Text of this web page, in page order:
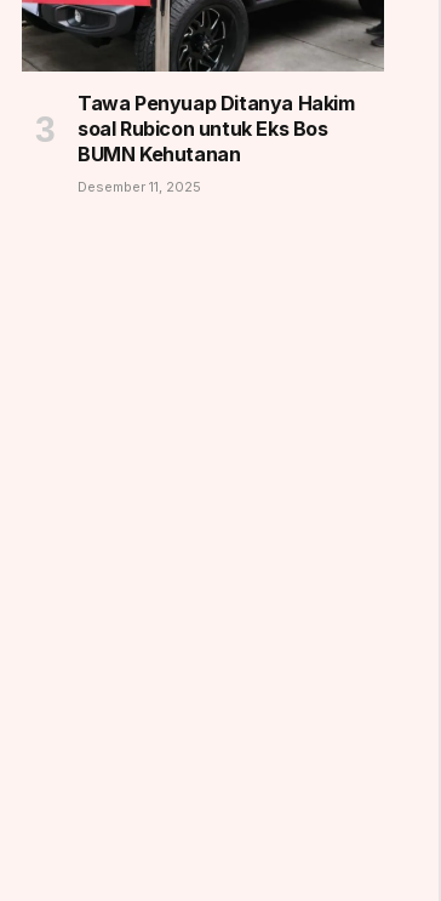
Tawa Penyuap Ditanya Hakim
soal Rubicon untuk Eks Bos
BUMN Kehutanan
Desember 11, 2025